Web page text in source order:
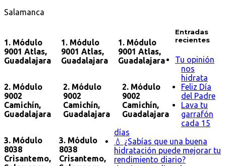
Salamanca
1. Módulo
9001 Atlas,
Guadalajara
1. Módulo
9001 Atlas,
Guadalajara
1. Módulo
9001 Atlas,
Guadalajara
2. Módulo
9002
Camichín,
Guadalajara
2. Módulo
9002
Camichín,
Guadalajara
2. Módulo
9002
Camichín,
Guadalajara
3. Módulo
8038
Crisantemo,
3. Módulo
8038
Crisantemo,
Entradas
recientes
Tu opinión
nos
hidrata
Feliz Día
del Padre
Lava tu
garrafón
cada 15
días
💧 ¿Sabías que una buena
hidratación puede mejorar tu
rendimiento diario?